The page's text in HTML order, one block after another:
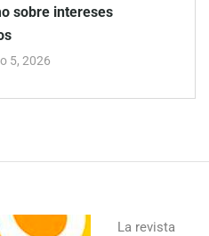
sobre intereses
5, 2026
La revista